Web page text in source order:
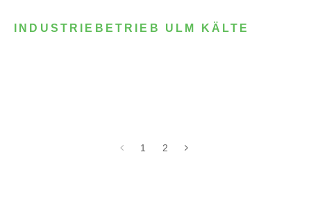
INDUSTRIEBETRIEB ULM KÄLTE
1 2